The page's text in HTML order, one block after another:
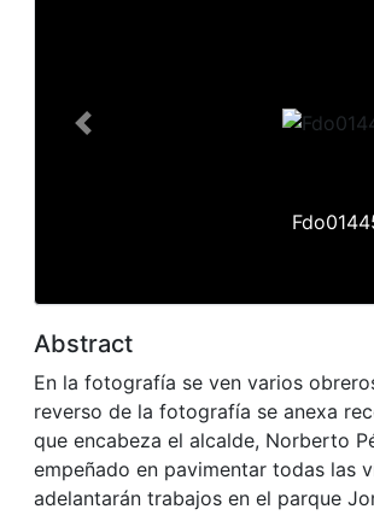
Previous
Abstract
En la fotografía se ven varios
reverso de la fotografía se anexa
que encabeza el alcalde, Norberto
empeñado en pavimentar todas las
adelantarán trabajos en el parque